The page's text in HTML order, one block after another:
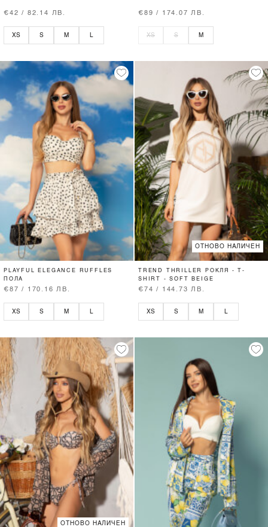
€42 / 82.14 ЛВ.
XS S M
€89 / 174.07 ЛВ.
XS S M
PLAYFUL ELEGANCE RUFFLES
ПОЛА
€87 / 170.16 ЛВ.
XS S M L
ОТНОВО НАЛИЧЕН
TREND THRILLER РОКЛЯ - T-
SHIRT - SOFT BEIGE
€74 / 144.73 ЛВ.
XS S M L
ОТНОВО НАЛИЧЕН